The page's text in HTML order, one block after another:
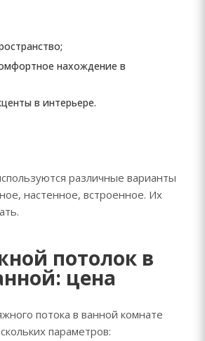
нахождение в
в интерьере.
различные варианты
настенное, встроенное. Их
потолок в
цена
потока в ванной комнате
параметров: